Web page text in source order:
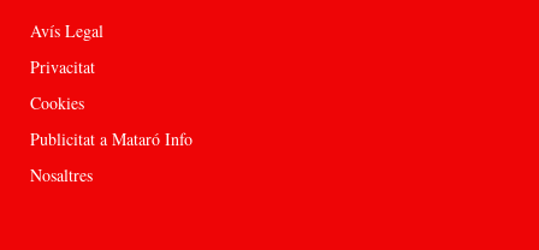
Avís Legal
Privacitat
Cookies
Publicitat a Mataró Info
Nosaltres